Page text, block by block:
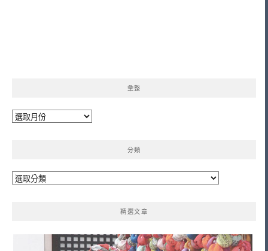
彙整
彙
分類
分
精選文章